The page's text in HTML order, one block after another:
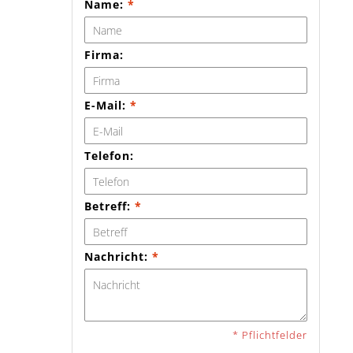
Name: *
Firma:
E-Mail: *
Telefon:
Betreff: *
Nachricht: *
* Pflichtfelder